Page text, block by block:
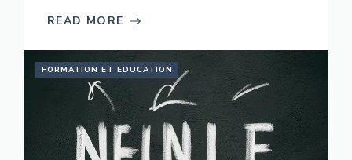
READ MORE
FORMATION ET EDUCATION